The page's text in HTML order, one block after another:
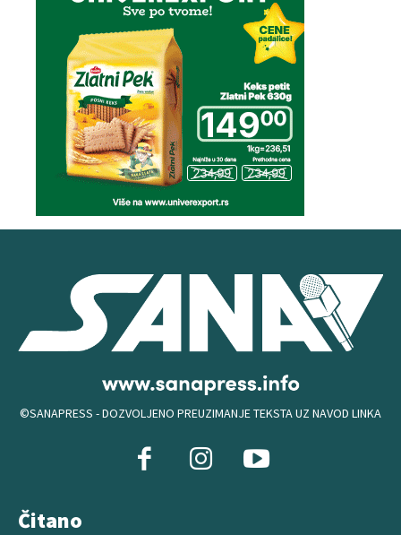
©SANAPRESS - DOZVOLJENO PREUZIMANJE TEKSTA UZ NAVOD LINKA
Čitano